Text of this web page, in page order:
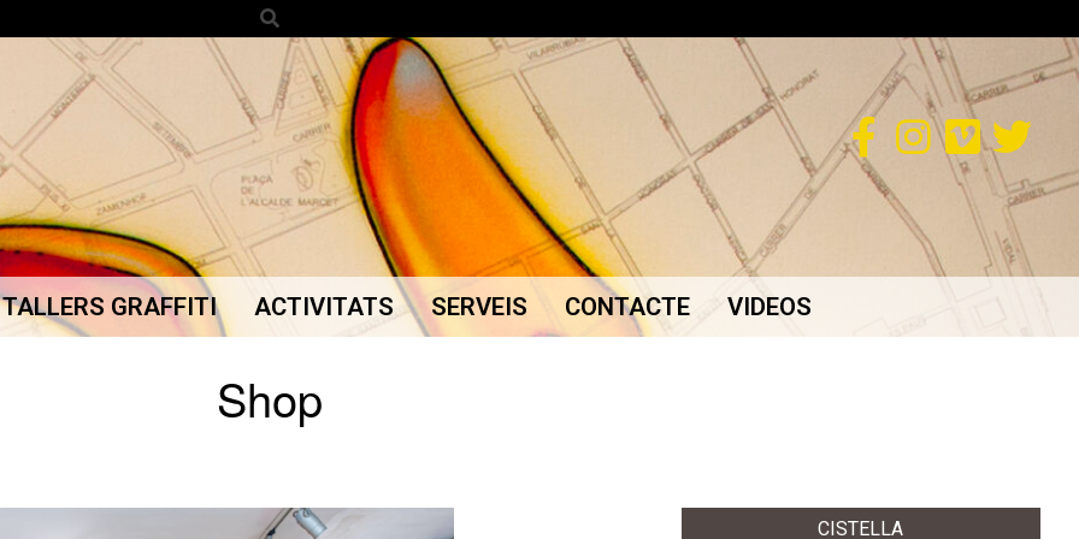
Search
Secondary
TALLERS GRAFFITI ACTIVITATS SERVEIS CONTACTE VIDEOS
Shop
CISTELLA